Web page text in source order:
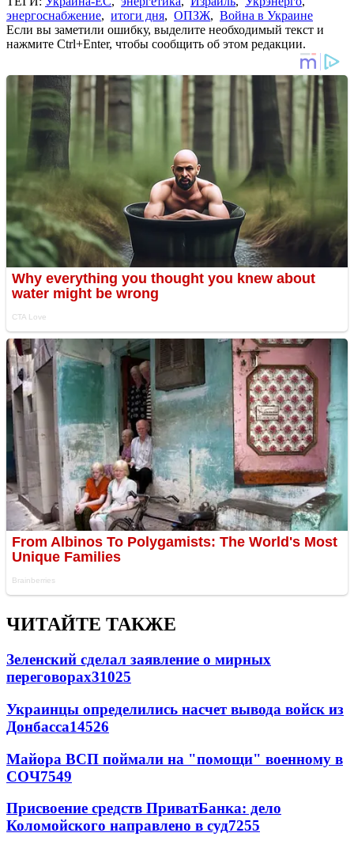
энергоснабжение, итоги дня, ОПЗЖ, Война в Украине
Если вы заметили ошибку, выделите необходимый текст и
нажмите Ctrl+Enter, чтобы сообщить об этом редакции.
ЧИТАЙТЕ ТАКЖЕ
Зеленский сделал заявление о мирных
переговорах31025
Украинцы определились насчет вывода войск из
Донбасса14526
Майора ВСП поймали на "помощи" военному в
СОЧ7549
Присвоение средств ПриватБанка: дело
Коломойского направлено в суд7255